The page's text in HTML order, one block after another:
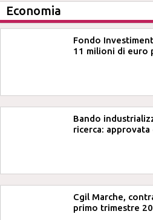
Economia
Fondo
11 milioni di euro
Bando
ricerca:
Cgil Marche,
primo trimestre